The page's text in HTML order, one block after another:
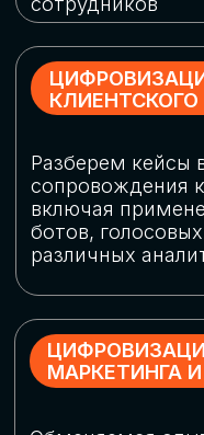
Оставьте заявку, мы
программу конференции
СКАЧАТЬ
СПИКЕРЫ
СТАТЬ СПИКЕРОМ
В конференции